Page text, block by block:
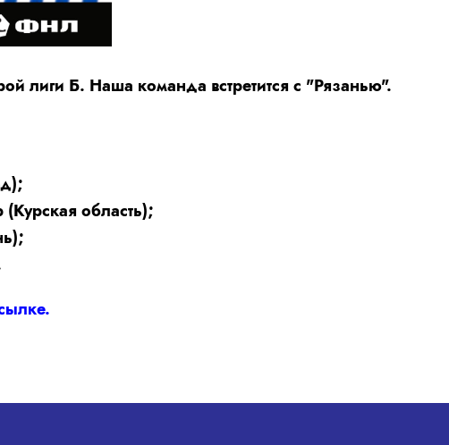
лиги Б. Наша команда встретится с "Рязанью".
область);